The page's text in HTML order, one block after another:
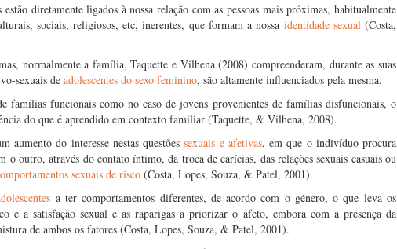
estão diretamente ligados à nossa relação com as pessoas mais próximas, habitualmente
sociais, religiosos, etc, inerentes, que formam a nossa identidade sexual(Costa,
normalmente a família, Taquette e Vilhena (2008) compreenderam, durante as suas
sexuais de adolescentes do sexo feminino, são altamente influenciados pela mesma.
famílias funcionais como no caso de jovens provenientes de famílias disfuncionais, o
do que é aprendido em contexto familiar (Taquette, & Vilhena, 2008).
aumento do interesse nestas questõessexuais e afetivas, em que o indivíduo procura
o outro, através do contato íntimo, da troca de carícias, das relações sexuais casuais ou
sexuais de risco (Costa, Lopes, Souza, & Patel, 2001).
a ter comportamentos diferentes, de acordo com o género, o que leva os
e a satisfação sexual e as raparigas a priorizar o afeto, embora com a presença da
de ambos os fatores (Costa, Lopes, Souza, & Patel, 2001).